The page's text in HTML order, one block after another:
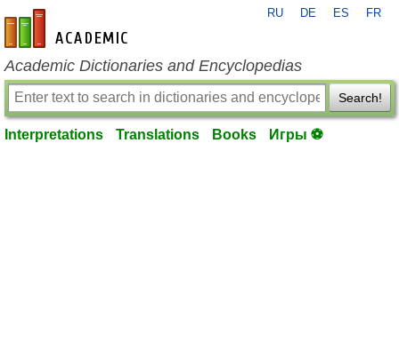
en-academic.com
RU DE ES FR
Academic Dictionaries and Encyclopedias
Search!
Interpretations Translations Books Игры ⚽